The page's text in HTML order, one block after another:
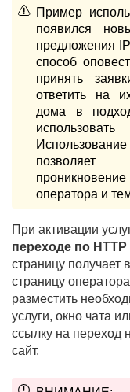
Пример
появился
предложения
способ
принять
ответить на
дома в
позволяет
оператора и
При активации
переходе по HTTP
страницу
страницу
разместить
услуги, окно чата
ссылку на переход
сайт.